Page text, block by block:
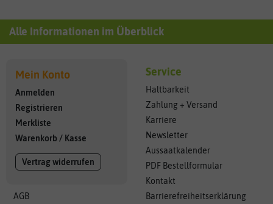
Alle Informationen im Überblick
Mein Konto
Anmelden
Registrieren
Merkliste
Warenkorb / Kasse
Vertrag widerrufen
AGB
Service
Haltbarkeit
Zahlung + Versand
Karriere
Newsletter
Aussaatkalender
PDF Bestellformular
Kontakt
Barrierefreiheitserklärung